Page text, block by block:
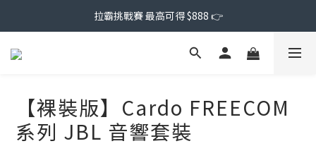
拉霸挑戰賽 最高可得 $888 👉
【裸裝版】Cardo FREECOM
系列 JBL 音響套裝